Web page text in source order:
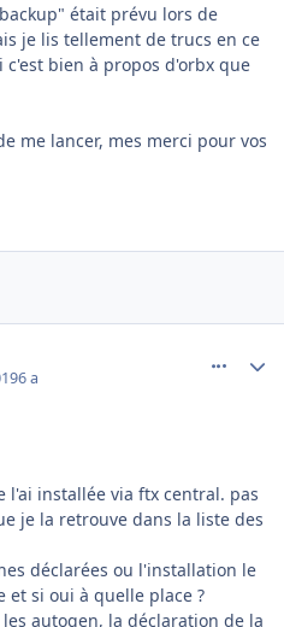
était prévu lors de
je lis tellement de trucs en ce
bien à propos d'orbx que
me lancer, mes merci pour vos
6 a
installée via ftx central. pas
je la retrouve dans la liste des
déclarées ou l'installation le
si oui à quelle place ?
autogen, la déclaration de la